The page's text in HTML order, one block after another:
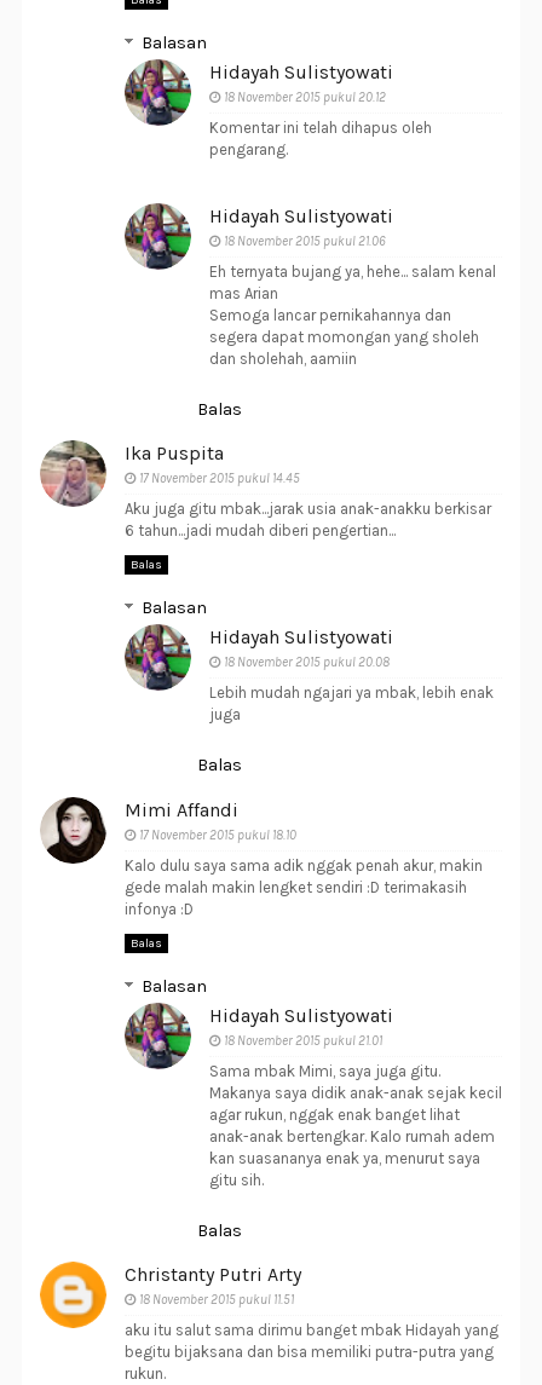
Balasan
Hidayah Sulistyowati
18 November 2015 pukul 20.12
Komentar ini telah dihapus oleh
pengarang.
Hidayah Sulistyowati
18 November 2015 pukul 21.06
Eh ternyata bujang ya, hehe... salam kenal
mas Arian
Semoga lancar pernikahannya dan
segera dapat momongan yang sholeh
dan sholehah, aamiin
Balas
Ika Puspita
17 November 2015 pukul 14.45
Aku juga gitu mbak...jarak usia anak-anakku berkisar
6 tahun...jadi mudah diberi pengertian...
Balas
Balasan
Hidayah Sulistyowati
18 November 2015 pukul 20.08
Lebih mudah ngajari ya mbak, lebih enak
juga
Balas
Mimi Affandi
17 November 2015 pukul 18.10
Kalo dulu saya sama adik nggak penah akur, makin
gede malah makin lengket sendiri :D terimakasih
infonya :D
Balas
Balasan
Hidayah Sulistyowati
18 November 2015 pukul 21.01
Sama mbak Mimi, saya juga gitu.
Makanya saya didik anak-anak sejak kecil
agar rukun, nggak enak banget lihat
anak-anak bertengkar. Kalo rumah adem
kan suasananya enak ya, menurut saya
gitu sih.
Balas
Christanty Putri Arty
18 November 2015 pukul 11.51
aku itu salut sama dirimu banget mbak Hidayah yang
begitu bijaksana dan bisa memiliki putra-putra yang
rukun.